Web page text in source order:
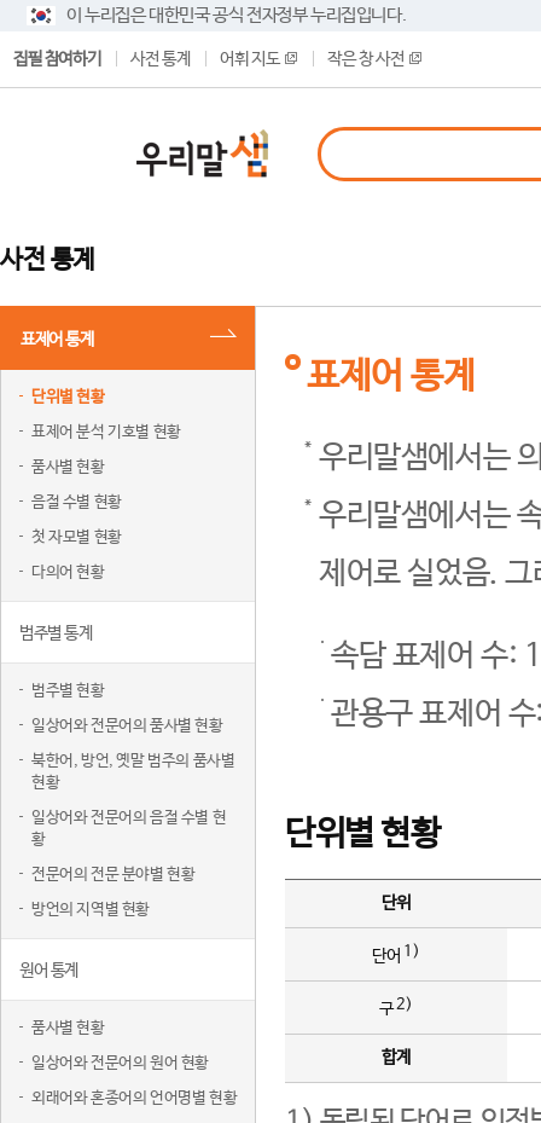
이 누리집은 대한민국 공식 전자정부 누리집입니다.
집필 참여하기 사전 통계 어휘 지도 작은 창 사전
사전 통계
표제어 통계
단위별 현황
표제어 분석 기호별 현황
품사별 현황
음절 수별 현황
첫 자모별 현황
다의어 현황
범주별 통계
범주별 현황
일상어와 전문어의 품사별 현황
북한어, 방언, 옛말 범주의 품사별
현황
일상어와 전문어의 음절 수별 현
황
전문어의 전문 분야별 현황
방언의 지역별 현황
원어 통계
품사별 현황
일상어와 전문어의 원어 현황
외래어와 혼종어의 언어명별 현황
표제어 통계
우리말샘에서는
우리말샘에서는
제어로 실었음.
속담 표제어 수:
관용구 표제어
단위별 현황
단위
단어 1)
구2)
합계